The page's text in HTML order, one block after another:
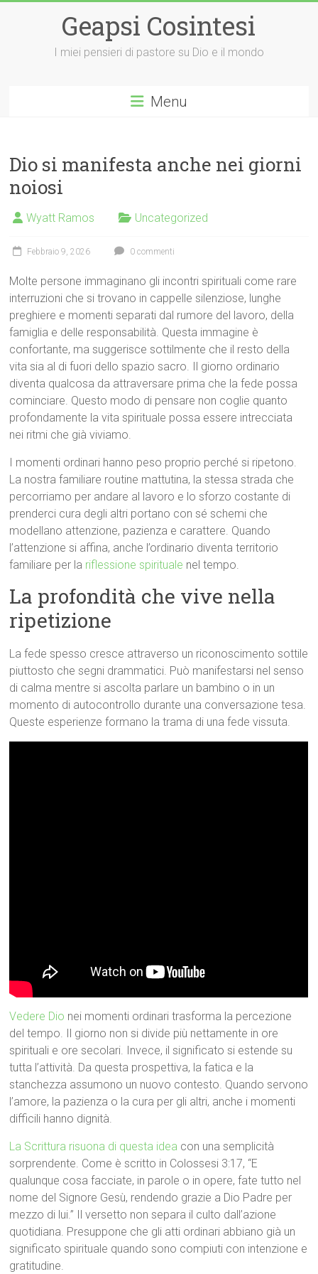
Geapsi Cosintesi
I miei pensieri di pastore su Dio e il mondo
Menu
Dio si manifesta anche nei giorni
noiosi
Wyatt Ramos Uncategorized
Febbraio 9, 2026 0 commenti
Molte persone immaginano gli incontri spirituali come rare
interruzioni che si trovano in cappelle silenziose, lunghe
preghiere e momenti separati dal rumore del lavoro, della
famiglia e delle responsabilità. Questa immagine è
confortante, ma suggerisce sottilmente che il resto della
vita sia al di fuori dello spazio sacro. Il giorno ordinario
diventa qualcosa da attraversare prima che la fede possa
cominciare. Questo modo di pensare non coglie quanto
profondamente la vita spirituale possa essere intrecciata
nei ritmi che già viviamo.
I momenti ordinari hanno peso proprio perché si ripetono.
La nostra familiare routine mattutina, la stessa strada che
percorriamo per andare al lavoro e lo sforzo costante di
prenderci cura degli altri portano con sé schemi che
modellano attenzione, pazienza e carattere. Quando
l’attenzione si affina, anche l’ordinario diventa territorio
familiare per la riflessione spirituale nel tempo.
La profondità che vive nella
ripetizione
La fede spesso cresce attraverso un riconoscimento sottile
piuttosto che segni drammatici. Può manifestarsi nel senso
di calma mentre si ascolta parlare un bambino o in un
momento di autocontrollo durante una conversazione tesa.
Queste esperienze formano la trama di una fede vissuta.
Vedere Dio nei momenti ordinari trasforma la percezione
del tempo. Il giorno non si divide più nettamente in ore
spirituali e ore secolari. Invece, il significato si estende su
tutta l’attività. Da questa prospettiva, la fatica e la
stanchezza assumono un nuovo contesto. Quando servono
l’amore, la pazienza o la cura per gli altri, anche i momenti
difficili hanno dignità.
La Scrittura risuona di questa idea con una semplicità
sorprendente. Come è scritto in Colossesi 3:17, “E
qualunque cosa facciate, in parole o in opere, fate tutto nel
nome del Signore Gesù, rendendo grazie a Dio Padre per
mezzo di lui.” Il versetto non separa il culto dall’azione
quotidiana. Presuppone che gli atti ordinari abbiano già un
significato spirituale quando sono compiuti con intenzione e
gratitudine.